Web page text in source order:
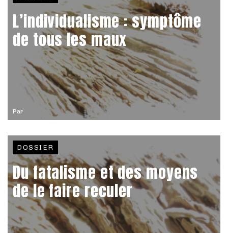
Par
L’individualisme : symptôme
de tous les maux
DOSSIER
Du fatalisme et des moyens
de le faire reculer